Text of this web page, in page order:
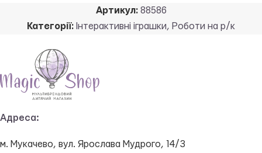
Артикул: 88586
Категорії: Інтерактивні іграшки, Роботи на р/к
Адреса:
м. Мукачево, вул. Ярослава Мудрого, 14/3